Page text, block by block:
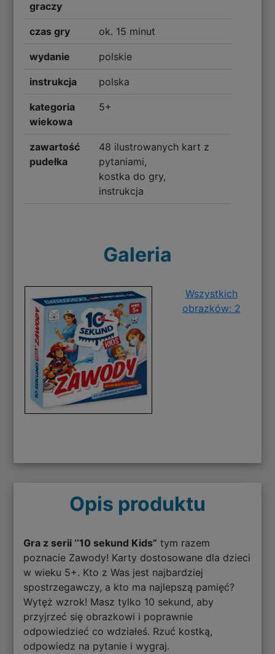
graczy
czas gry ok. 15 minut
wydanie polskie
instrukcja polska
kategoria
wiekowa
5+
zawartość
pudełka
48 ilustrowanych kart z
pytaniami,
kostka do gry,
instrukcja
Galeria
Wszystkich
obrazków: 2
Opis produktu
Gra z serii ‘’10 sekund Kids” tym razem
poznacie Zawody! Karty dostosowane dla dzieci
w wieku 5+. Kto z Was jest najbardziej
spostrzegawczy, a kto ma najlepszą pamięć?
Wytęż wzrok! Masz tylko 10 sekund, aby
przyjrzeć się obrazkowi i poprawnie
odpowiedzieć co wdziałeś. Rzuć kostką,
odpowiedz na pytanie i wygraj.